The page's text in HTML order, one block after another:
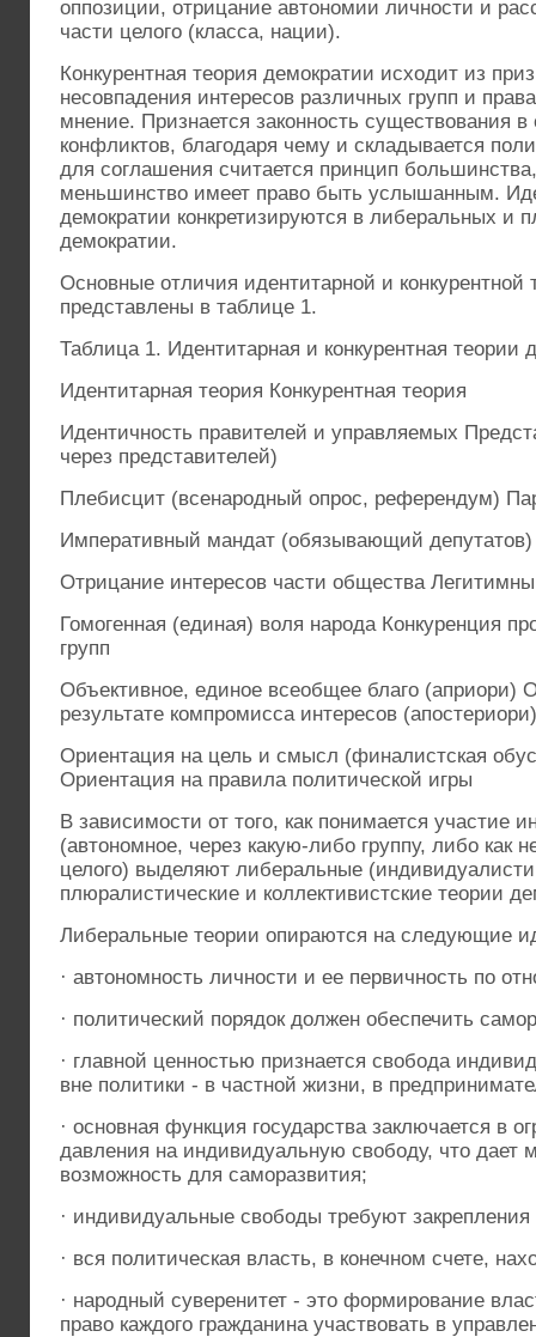
оппозиции, отрицание автономии личности и
части целого (класса, нации).
Конкурентная теория демократии исходит из
несовпадения интересов различных групп и
мнение. Признается законность существования
конфликтов, благодаря чему и складывается
для соглашения считается принцип
меньшинство имеет право быть услышанным.
демократии конкретизируются в либеральных и
демократии.
Основные отличия идентитарной и конкурентной
представлены в таблице 1.
Таблица 1. Идентитарная и конкурентная теории
Идентитарная теория Конкурентная теория
Идентичность правителей и управляемых
через представителей)
Плебисцит (всенародный опрос, референдум)
Императивный мандат (обязывающий
Отрицание интересов части общества
Гомогенная (единая) воля народа Конкуренция
групп
Объективное, единое всеобщее благо (априори)
результате компромисса интересов (апостериори)
Ориентация на цель и смысл (финалистская
Ориентация на правила политической игры
В зависимости от того, как понимается участие
(автономное, через какую-либо группу, либо как
целого) выделяют либеральные
плюралистические и коллективистские теории
Либеральные теории опираются на следующие
· автономность личности и ее первичность по
· политический порядок должен обеспечить
· главной ценностью признается свобода
вне политики - в частной жизни, в
· основная функция государства заключается в
давления на индивидуальную свободу, что дает
возможность для саморазвития;
· индивидуальные свободы требуют закрепления
· вся политическая власть, в конечном счете,
· народный суверенитет - это формирование
право каждого гражданина участвовать в